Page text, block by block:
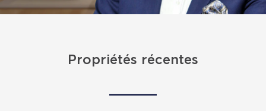
Propriétés récentes